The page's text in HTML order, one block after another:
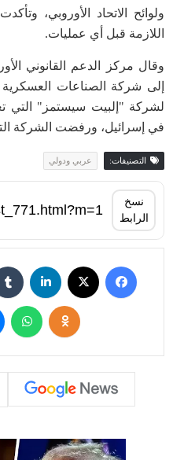
ولوائح الاتحاد الأوروبي،
اللازمة قبل أي عمليات.
وقال مركز الدعم القانوني
إلى شركة الصناعات العسكرية
لشركة "إلبيت سيستمز" التي
في إسرائيل، ورفضت الشركة
التصنيفات: عربي ودولي
نسخ
الرابط